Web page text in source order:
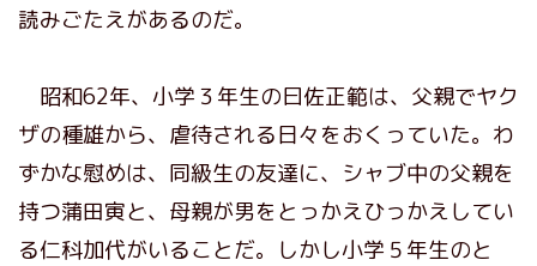
読みごたえがあるのだ。
昭和62年、小学３年生の曰佐正範は、父親でヤク
ザの種雄から、虐待される日々をおくっていた。わ
ずかな慰めは、同級生の友達に、シャブ中の父親を
持つ蒲田寅と、母親が男をとっかえひっかえしてい
る仁科加代がいることだ。しかし小学５年生のと